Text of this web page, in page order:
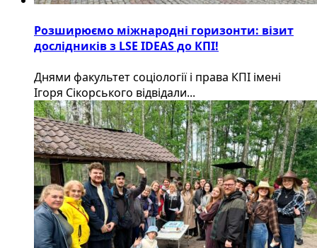
Розширюємо міжнародні горизонти: візит
дослідників з LSE IDEAS до КПІ!
Днями факультет соціології і права КПІ імені
Ігоря Сікорського відвідали...